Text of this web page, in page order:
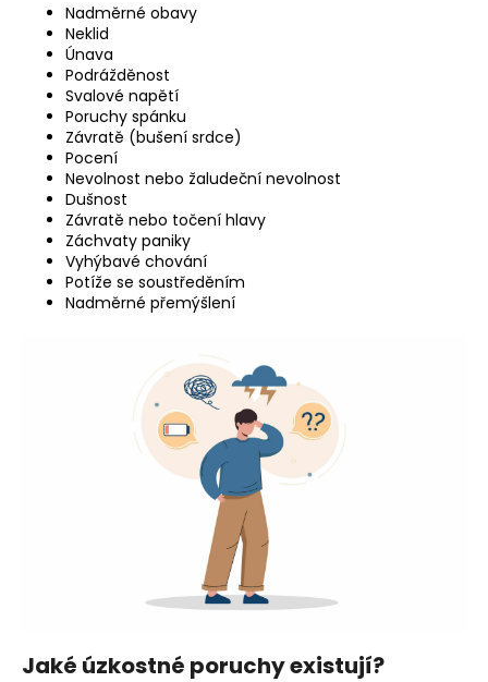
Nadměrné obavy
Neklid
Únava
Podrážděnost
Svalové napětí
Poruchy spánku
Závratě (bušení srdce)
Pocení
Nevolnost nebo žaludeční nevolnost
Dušnost
Závratě nebo točení hlavy
Záchvaty paniky
Vyhýbavé chování
Potíže se soustředěním
Nadměrné přemýšlení
Jaké úzkostné poruchy existují?